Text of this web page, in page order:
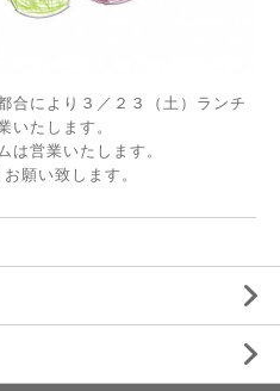
合により３／２３（土）ランチ
いたします。
は営業いたします。
願い致します。